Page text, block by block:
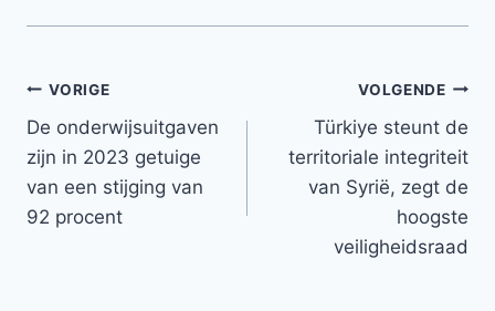
Bericht
navigatie
VORIGE
De onderwijsuitgaven
zijn in 2023 getuige
van een stijging van
92 procent
VOLGENDE
Türkiye steunt de
territoriale integriteit
van Syrië, zegt de
hoogste
veiligheidsraad